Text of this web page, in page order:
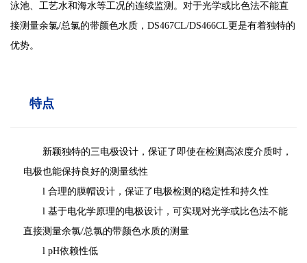
泳池、工艺水和海水等工况的连续监测。对于光学或比色法不能直
接测量余氯/总氯的带颜色水质 ，DS467CL/DS466CL更是有着独特的
优势。
特点
新颖独特的三电极设计，保证了即使在检测高浓度介质时，
电极也能保持良好的测量线性
l 合理的膜帽设计，保证了电极检测的稳定性和持久性
l 基于电化学原理的电极设计，可实现对光学或比色法不能
直接测量余氯/总氯的带颜色水质的测量
l pH依赖性低